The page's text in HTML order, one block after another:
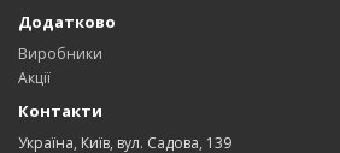
Додатково
Виробники
Акції
Контакти
Україна, Київ, вул. Садова, 139